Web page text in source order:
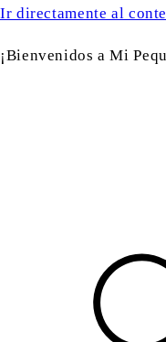
Ir directamente al
¡Bienvenidos a Mi